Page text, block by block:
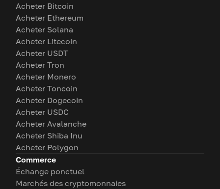
Acheter Bitcoin
Acheter Ethereum
Acheter Solana
Acheter Litecoin
Acheter USDT
Acheter Tron
Acheter Monero
Acheter Toncoin
Acheter Dogecoin
Acheter USDC
Acheter Avalanche
Acheter Shiba Inu
Acheter Polygon
Commerce
Échange ponctuel
Marchés des cryptomonnaies